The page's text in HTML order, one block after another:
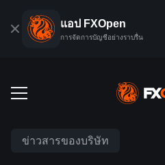
แอป FXOpen
การจัดการบัญชีอย่างราบรื่น
บัญชีฟอเร็กซ์เดโม
ข่าวสารของบริษัท